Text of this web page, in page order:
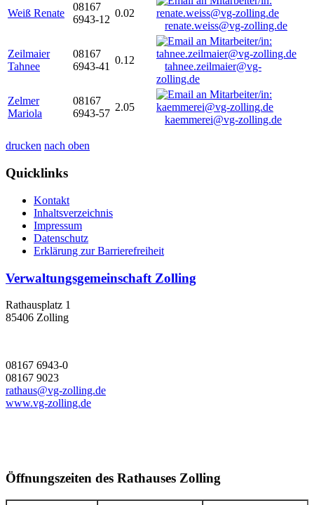
Weiß Renate
08167
6943-12
0.02
renate.weiss@vg-zolling.de
Zeilmaier
Tahnee
08167
6943-41
0.12
tahnee.zeilmaier@vg-
zolling.de
Zelmer
Mariola
08167
6943-57
2.05
kaemmerei@vg-zolling.de
drucken nach oben
Quicklinks
Kontakt
Inhaltsverzeichnis
Impressum
Datenschutz
Erklärung zur Barrierefreiheit
Verwaltungsgemeinschaft Zolling
Rathausplatz 1
85406 Zolling
08167 6943-0
08167 9023
rathaus@vg-zolling.de
www.vg-zolling.de
Öffnungszeiten des Rathauses Zolling